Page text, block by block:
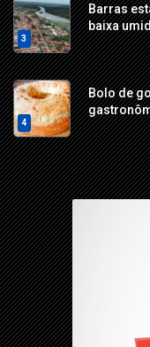
3
Barras
baixa
4
Bolo de